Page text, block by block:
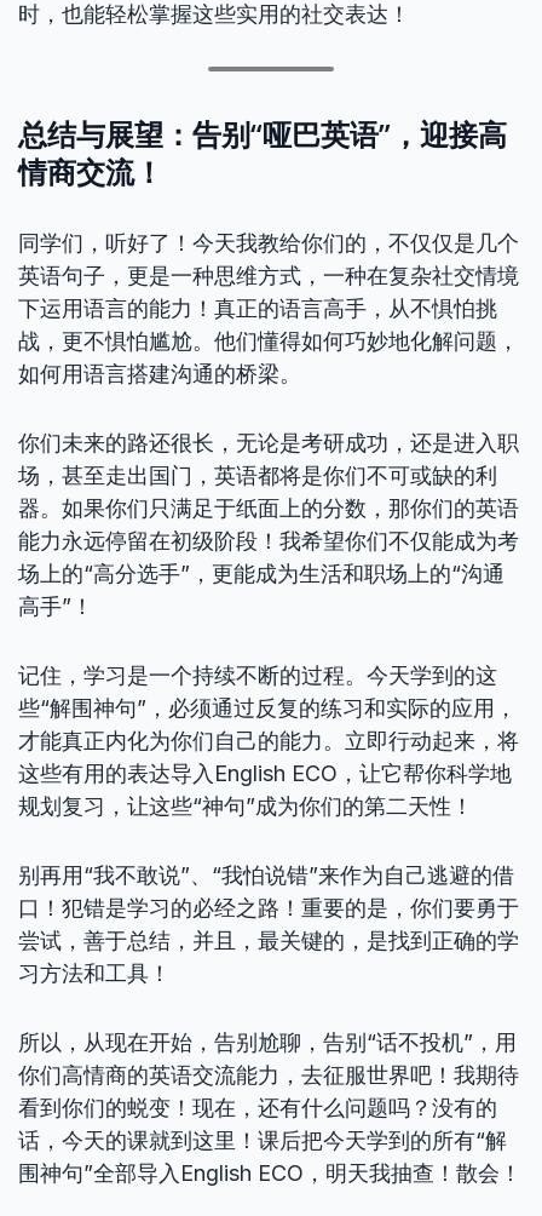
时，也能轻松掌握这些实用的社交表达！
总结与展望：告别“哑巴英语”，迎接高
情商交流！
同学们，听好了！今天我教给你们的，不仅仅是几个
英语句子，更是一种思维方式，一种在复杂社交情境
下运用语言的能力！真正的语言高手，从不惧怕挑
战，更不惧怕尴尬。他们懂得如何巧妙地化解问题，
如何用语言搭建沟通的桥梁。
你们未来的路还很长，无论是考研成功，还是进入职
场，甚至走出国门，英语都将是你们不可或缺的利
器。如果你们只满足于纸面上的分数，那你们的英语
能力永远停留在初级阶段！我希望你们不仅能成为考
场上的“高分选手”，更能成为生活和职场上的“沟通
高手”！
记住，学习是一个持续不断的过程。今天学到的这
些“解围神句”，必须通过反复的练习和实际的应用，
才能真正内化为你们自己的能力。立即行动起来，将
这些有用的表达导入English ECO，让它帮你科学地
规划复习，让这些“神句”成为你们的第二天性！
别再用“我不敢说”、“我怕说错”来作为自己逃避的借
口！犯错是学习的必经之路！重要的是，你们要勇于
尝试，善于总结，并且，最关键的，是找到正确的学
习方法和工具！
所以，从现在开始，告别尬聊，告别“话不投机”，用
你们高情商的英语交流能力，去征服世界吧！我期待
看到你们的蜕变！现在，还有什么问题吗？没有的
话，今天的课就到这里！课后把今天学到的所有“解
围神句”全部导入English ECO，明天我抽查！散会！